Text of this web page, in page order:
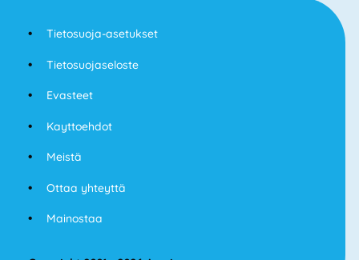
Tietosuoja-asetukset
Tietosuojaseloste
Evasteet
Kayttoehdot
Meistä
Ottaa yhteyttä
Mainostaa